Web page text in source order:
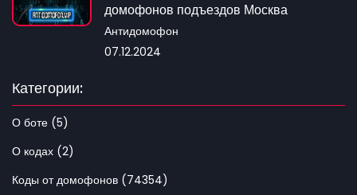
домофонов подъездов Москва
Антидомофон
07.12.2024
Категории:
О боте (5)
О кодах (2)
Коды от домофонов (74354)